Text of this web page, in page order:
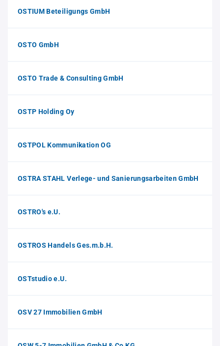
OSTIUM Beteiligungs GmbH
OSTO GmbH
OSTO Trade & Consulting GmbH
OSTP Holding Oy
OSTPOL Kommunikation OG
OSTRA STAHL Verlege- und Sanierungsarbeiten GmbH
OSTRO's e.U.
OSTROS Handels Ges.m.b.H.
OSTstudio e.U.
OSV 27 Immobilien GmbH